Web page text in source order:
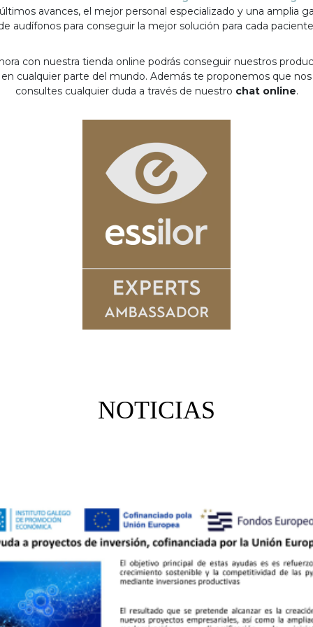
avances, el mejor personal especializado y una amplia
audífonos para conseguir la mejor solución para cada
con nuestra tienda online podrás conseguir nuestros
en cualquier parte del mundo. Además te proponemos que nos
consultes cualquier duda a través de nuestro chat online.
NOTICIAS